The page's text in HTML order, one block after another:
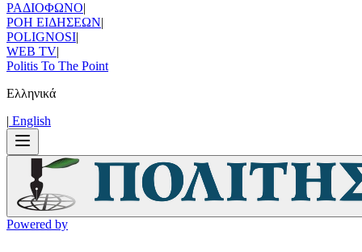
ΡΑΔΙΟΦΩΝΟ|
ΡΟΗ ΕΙΔΗΣΕΩΝ|
POLIGNOSI|
WEB TV|
Politis To The Point
Ελληνικά
| Εnglish
Powered by